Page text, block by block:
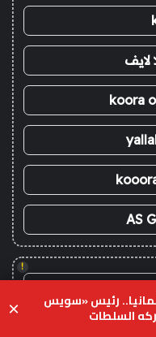
!
وفاة بألمانيا.. رئيس «سويس
السلطات ×